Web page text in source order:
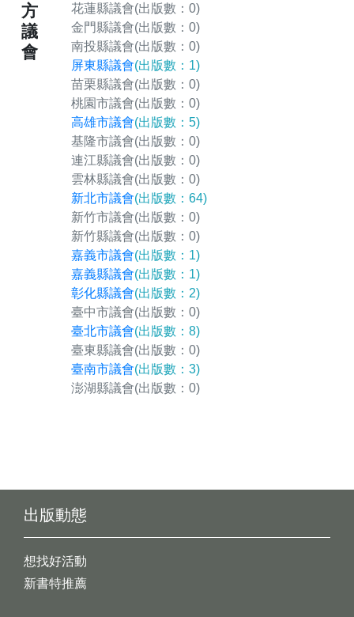
方
議
會
花蓮縣議會(出版數：0)
金門縣議會(出版數：0)
南投縣議會(出版數：0)
屏東縣議會(出版數：1)
苗栗縣議會(出版數：0)
桃園市議會(出版數：0)
高雄市議會(出版數：5)
基隆市議會(出版數：0)
連江縣議會(出版數：0)
雲林縣議會(出版數：0)
新北市議會(出版數：64)
新竹市議會(出版數：0)
新竹縣議會(出版數：0)
嘉義市議會(出版數：1)
嘉義縣議會(出版數：1)
彰化縣議會(出版數：2)
臺中市議會(出版數：0)
臺北市議會(出版數：8)
臺東縣議會(出版數：0)
臺南市議會(出版數：3)
澎湖縣議會(出版數：0)
出版動態
想找好活動
新書特推薦